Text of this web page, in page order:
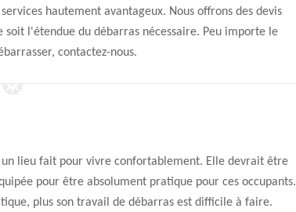
hautement avantageux. Nous offrons des devis
l'étendue du débarras nécessaire. Peu importe le
contactez-nous.
un lieu fait pour vivre confortablement. Elle devrait être
pour être absolument pratique pour ces occupants.
plus son travail de débarras est difficile à faire.